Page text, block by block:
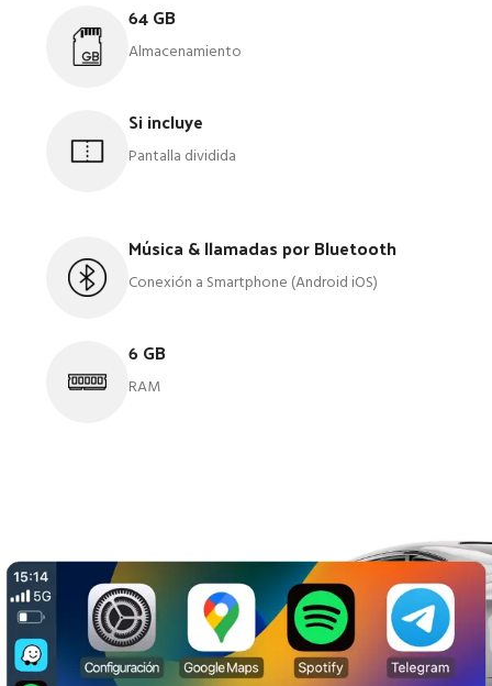
64 GB
Almacenamiento
Si incluye
Pantalla dividida
Música & llamadas por Bluetooth
Conexión a Smartphone (Android iOS)
6 GB
RAM